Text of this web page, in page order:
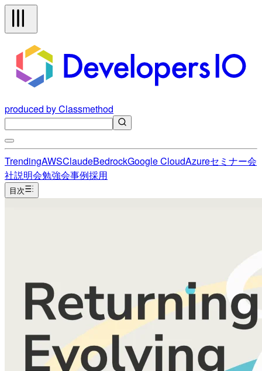
produced by Classmethod
TrendingAWSClaudeBedrockGoogle CloudAzureセミナー会
社説明会勉強会事例採用
目次